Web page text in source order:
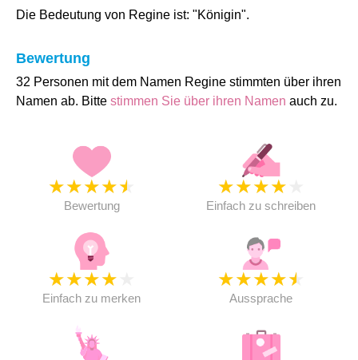
Die Bedeutung von Regine ist: "Königin".
Bewertung
32 Personen mit dem Namen Regine stimmten über ihren
Namen ab. Bitte stimmen Sie über ihren Namen auch zu.
★★★★★
Bewertung
★★★★
Einfach zu schreiben
★★★★
Einfach zu merken
★★★★★
Aussprache